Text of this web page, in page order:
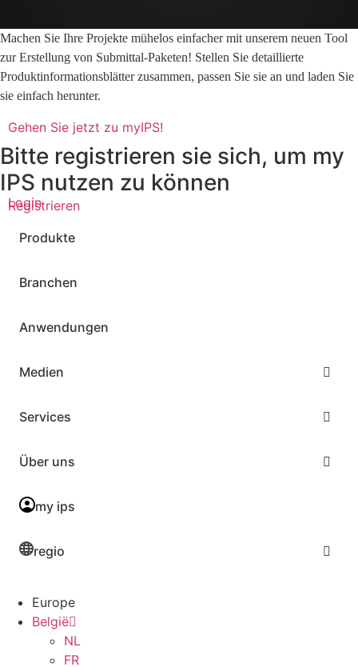
Machen Sie Ihre Projekte mühelos einfacher mit unserem neuen Tool
zur Erstellung von Submittal-Paketen! Stellen Sie detaillierte
Produktinformationsblätter zusammen, passen Sie sie an und laden Sie
sie einfach herunter.
Gehen Sie jetzt zu myIPS!
Bitte registrieren sie sich, um my
IPS nutzen zu können
Login
Registrieren
Produkte
Branchen
Anwendungen
Medien
Services
Über uns
my ips
regio
Europe
België
NL
FR